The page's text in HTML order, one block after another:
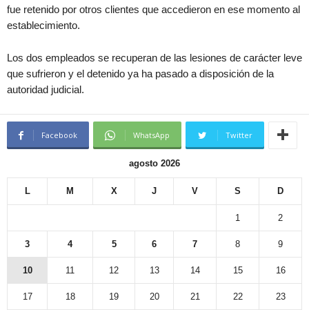
fue retenido por otros clientes que accedieron en ese momento al
establecimiento.
Los dos empleados se recuperan de las lesiones de carácter leve
que sufrieron y el detenido ya ha pasado a disposición de la
autoridad judicial.
Facebook WhatsApp Twitter
agosto 2026
L M X J V S D
1 2
3 4 5 6 7 8 9
10 11 12 13 14 15 16
17 18 19 20 21 22 23